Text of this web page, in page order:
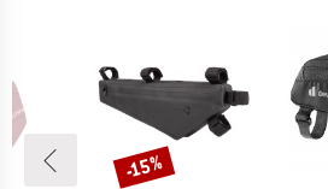
Korting
-15%